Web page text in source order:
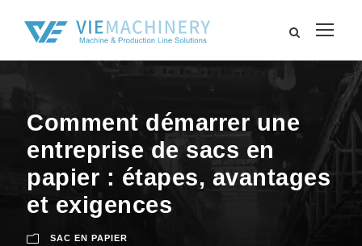
Comment démarrer une
entreprise de sacs en
papier : étapes, avantages
et exigences
SAC EN PAPIER